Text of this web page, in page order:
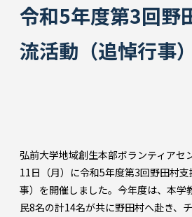
令和5年度第3回野
流活動（追悼行事
弘前大学地域創生本部ボランティアセ
11日（月）に令和5年度第3回野田村
事）を開催しました。今年度は、本学
民8名の計14名が共に野田村へ赴き、